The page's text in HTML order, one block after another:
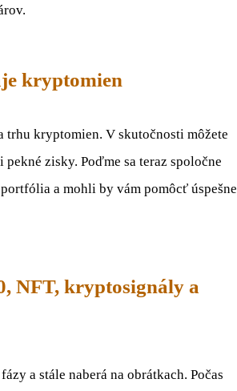
kryptomien
kryptomien. V skutočnosti môžete
zisky. Poďme sa teraz spoločne
a mohli by vám pomôcť úspešne
NFT, kryptosignály a
a stále naberá na obrátkach. Počas